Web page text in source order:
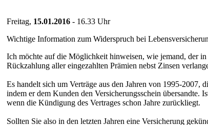
Freitag, 15.01.2016 - 16.33 Uhr
Wichtige Information zum Widerspruch bei
Ich möchte auf die Möglichkeit hinweisen, wie jemand, der
Rückzahlung aller eingezahlten Prämien nebst Zinsen
Es handelt sich um Verträge aus den Jahren von 1995-2007,
indem er dem Kunden den Versicherungsschein übersandte.
wenn die Kündigung des Vertrages schon Jahre zurückliegt.
Sollten Sie also in den letzten Jahren eine Versicherung